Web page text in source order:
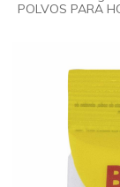
POLVOS PARA